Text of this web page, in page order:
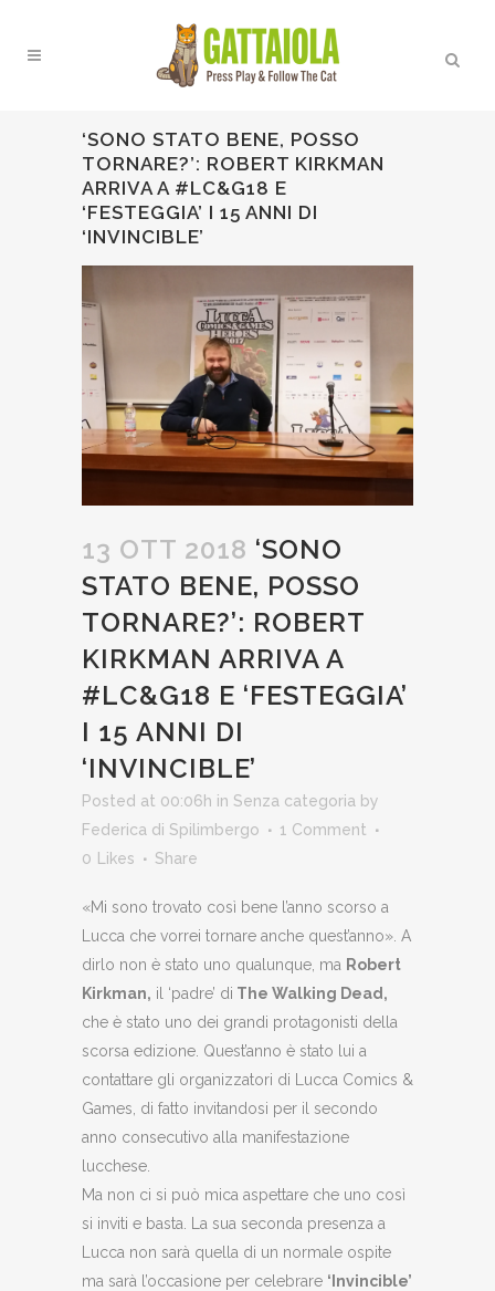
‘SONO STATO BENE, POSSO
TORNARE?’: ROBERT KIRKMAN
ARRIVA A #LC&G18 E
‘FESTEGGIA’ I 15 ANNI DI
‘INVINCIBLE’
13 OTT 2018 ‘SONO
STATO BENE, POSSO
TORNARE?’: ROBERT
KIRKMAN ARRIVA A
#LC&G18 E ‘FESTEGGIA’
I 15 ANNI DI
‘INVINCIBLE’
Posted at 00:06h in Senza categoria by
Federica di Spilimbergo
1 Comment
0 Likes Share
«Mi sono trovato così bene l’anno scorso a
Lucca che vorrei tornare anche quest’anno». A
dirlo non è stato uno qualunque, ma Robert
Kirkman, il ‘padre’ di The Walking Dead,
che è stato uno dei grandi protagonisti della
scorsa edizione. Quest’anno è stato lui a
contattare gli organizzatori di Lucca Comics &
Games, di fatto invitandosi per il secondo
anno consecutivo alla manifestazione
lucchese.
Ma non ci si può mica aspettare che uno così
si inviti e basta. La sua seconda presenza a
Lucca non sarà quella di un normale ospite
ma sarà l’occasione per celebrare ‘Invincible’